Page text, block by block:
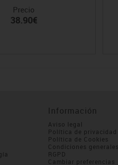
Precio
38.90€
Información
Aviso legal
Política de privacidad
Política de Cookies
Condiciones generales
RGPD
Cambiar preferencias